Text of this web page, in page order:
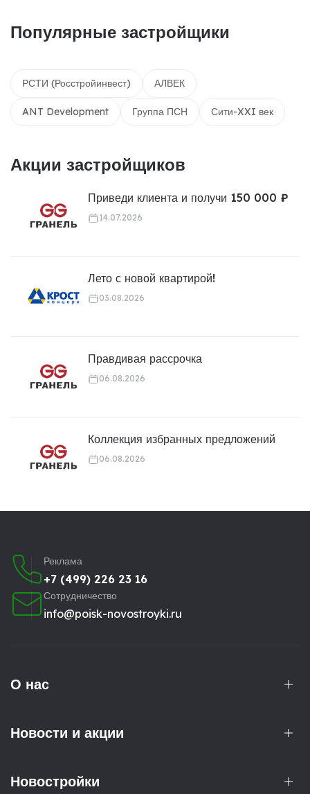
Популярные застройщики
РСТИ (Росстройинвест) АЛВЕК
ANT Development Группа ПСН Сити-XXI век
Акции застройщиков
Приведи клиента и получи 150 000 ₽
14.07.2026
Лето с новой квартирой!
03.08.2026
Правдивая рассрочка
06.08.2026
Коллекция избранных предложений
06.08.2026
Реклама
+7 (499) 226 23 16
Сотрудничество
info@poisk-novostroyki.ru
О нас
Новости и акции
Новостройки